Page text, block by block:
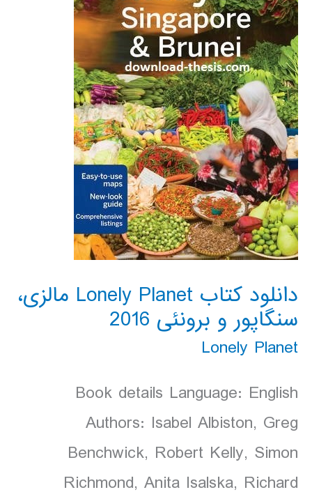
دانلود کتاب Lonely Planet مالزی،
سنگاپور و برونئی 2016
Lonely Planet
Book details Language: English
Authors: Isabel Albiston, Greg
Benchwick, Robert Kelly, Simon
Richmond, Anita Isalska, Richard